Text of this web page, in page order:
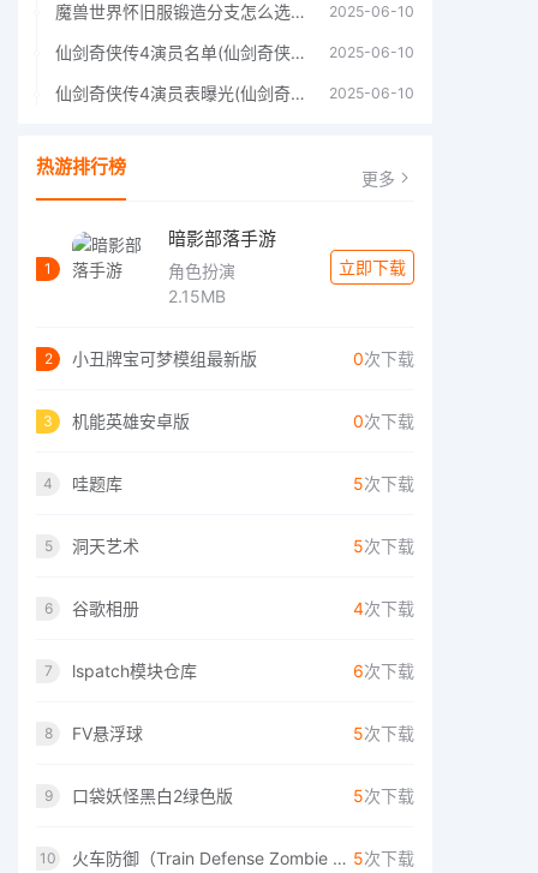
魔兽世界怀旧服锻造分支怎么选择60年代分支选择推荐 2025-06-10
仙剑奇侠传4演员名单(仙剑奇侠传4四大主角) 2025-06-10
仙剑奇侠传4演员表曝光(仙剑奇侠传4人物详细信息) 2025-06-10
热游排行榜 更多
1
暗影部落手游
角色扮演
2.15MB
立即下载
2 小丑牌宝可梦模组最新版 0次下载
3 机能英雄安卓版 0次下载
4 哇题库 5次下载
5 洞天艺术 5次下载
6 谷歌相册 4次下载
7 lspatch模块仓库 6次下载
8 FV悬浮球 5次下载
9 口袋妖怪黑白2绿色版 5次下载
10 火车防御（Train Defense Zombie Game） 5次下载